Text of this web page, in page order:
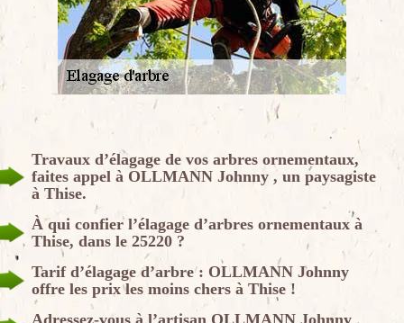
Travaux d’élagage de vos arbres ornementaux,
faites appel à OLLMANN Johnny , un paysagiste
à Thise.
À qui confier l’élagage d’arbres ornementaux à
Thise, dans le 25220 ?
Tarif d’élagage d’arbre : OLLMANN Johnny
offre les prix les moins chers à Thise !
Adressez-vous à l’artisan OLLMANN Johnny